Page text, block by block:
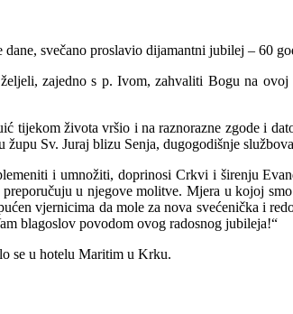
svečano proslavio dijamantni jubilej – 60
zajedno s p. Ivom, zahvaliti Bogu na
tijekom života vršio i na raznorazne zgode i
župu Sv. Juraj blizu Senja, dugogodišnje
i umnožiti, doprinosi Crkvi i širenju
u njegove molitve. Mjera u kojoj
vjernicima da mole za nova svećenička i
blagoslov povodom ovog radosnog jubileja!“
se u hotelu Maritim u Krku.